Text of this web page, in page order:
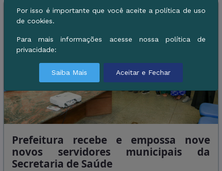
Prefeitura recebe e empossa nove
novos servidores municipais da
Secretaria de Saúde
Por isso é importante que você aceite a política de uso
de cookies.
Para mais informações acesse nossa política de
privacidade:
Saiba Mais Aceitar e Fechar